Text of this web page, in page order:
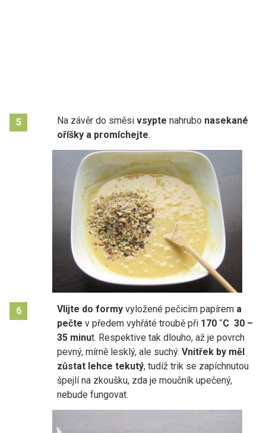
5 Na závěr do směsi vsypte nahrubo nasekané
oříšky a promíchejte.
6 Vlijte do formy vyložené pečicím papírem a
pečte v předem vyhřáté troubě při 170 ˚C 30 –
35 minut. Respektive tak dlouho, až je povrch
pevný, mírně lesklý, ale suchý. Vnitřek by měl
zůstat lehce tekutý, tudíž trik se zapíchnutou
špejlí na zkoušku, zda je moučník upečený,
nebude fungovat.